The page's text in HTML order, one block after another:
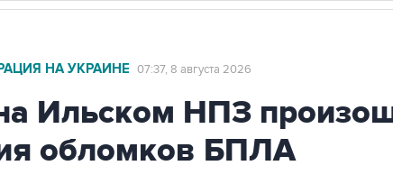
НА УКРАИНЕ 07:37, 8 августа 2026
Ильском НПЗ
обломков БПЛА